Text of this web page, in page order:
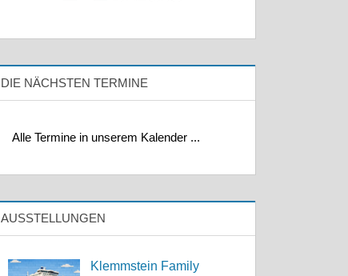
DIE NÄCHSTEN TERMINE
Alle Termine in unserem Kalender ...
AUSSTELLUNGEN
Klemmstein Family